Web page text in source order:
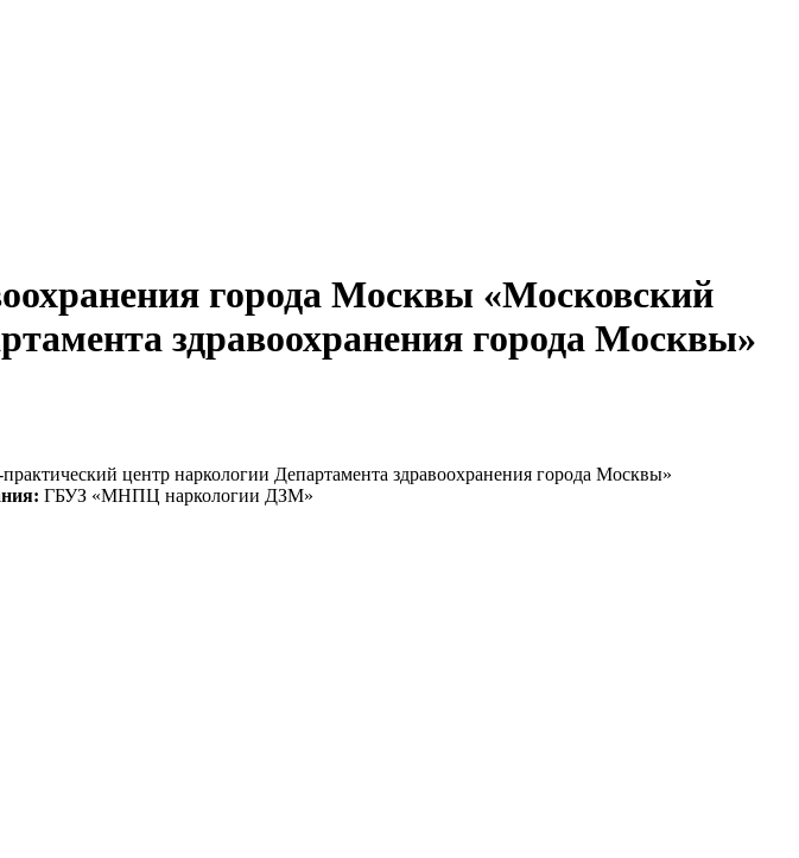
города Москвы «Московский
здравоохранения города Москвы»
центр наркологии Департамента здравоохранения города Москвы»
ГБУЗ «МНПЦ наркологии ДЗМ»